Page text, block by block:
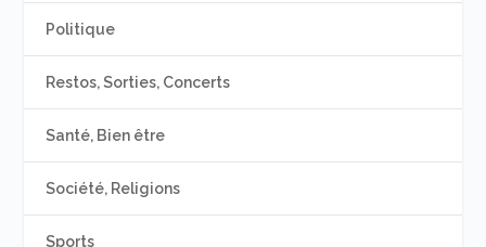
Politique
Restos, Sorties, Concerts
Santé, Bien être
Société, Religions
Sports